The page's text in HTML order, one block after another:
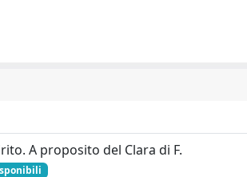
A proposito del Clara di F.